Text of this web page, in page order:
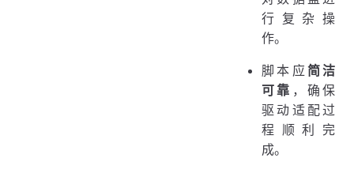
行复杂操
作。
脚本应 简洁
可靠 ，确保
驱动适配过
程顺利完
成。